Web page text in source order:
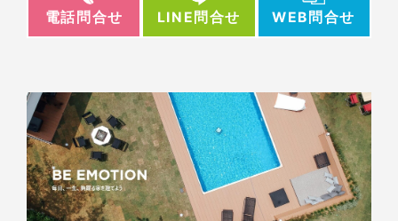
電話問合せ LINE問合せ WEB問合せ